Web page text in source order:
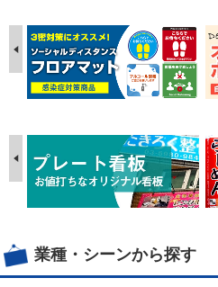
業種・シーンから探す